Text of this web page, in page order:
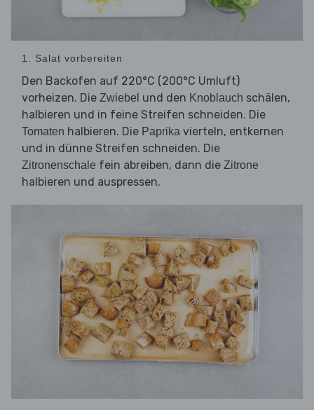
1. Salat vorbereiten
Den Backofen auf 220°C (200°C Umluft)
vorheizen. Die Zwiebel und den Knoblauch schälen,
halbieren und in feine Streifen schneiden. Die
Tomaten halbieren. Die Paprika vierteln, entkernen
und in dünne Streifen schneiden. Die
Zitronenschale fein abreiben, dann die Zitrone
halbieren und auspressen.